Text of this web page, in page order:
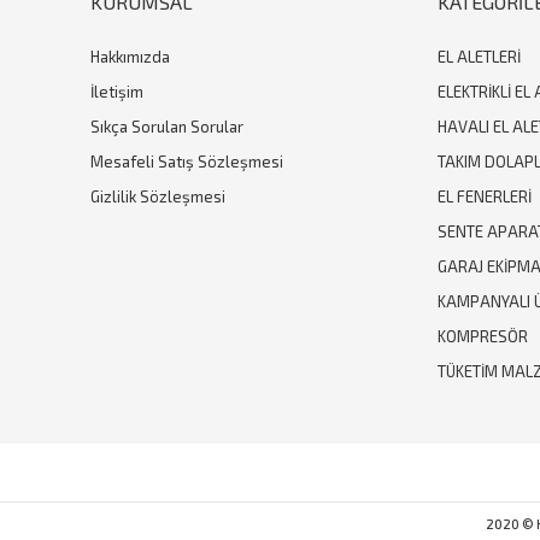
Hakkımızda
İletişim
Sıkça Sorulan Sorular
Mesafeli Satış Sözleşmesi
Gizlilik Sözleşmesi
EL ALETLERİ
ELEKTRİKLİ EL
HAVALI EL
TAKIM
EL FENERLERİ
SENTE
GARAJ
KAMPANYALI
KOMPRESÖR
TÜKETİM
2020 ©